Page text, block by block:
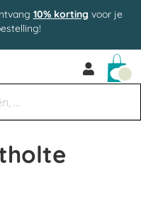
10% korting voor je